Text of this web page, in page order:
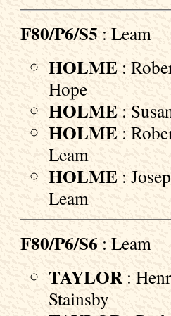
F80/P6/S5 : Leam
HOLME :
Hope
HOLME :
HOLME :
Leam
HOLME :
Leam
F80/P6/S6 : Leam
TAYLOR :
Stainsby